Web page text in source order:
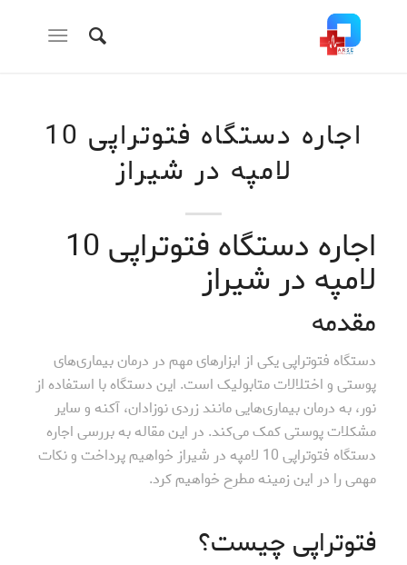
اجاره دستگاه فتوتراپی 10
لامپه در شیراز
اجاره دستگاه فتوتراپی 10
لامپه در شیراز
مقدمه
دستگاه فتوتراپی یکی از ابزارهای مهم در درمان بیماری‌های
پوستی و اختلالات متابولیک است. این دستگاه با استفاده از
نور، به درمان بیماری‌هایی مانند زردی نوزادان، آکنه و سایر
مشکلات پوستی کمک می‌کند. در این مقاله به بررسی اجاره
دستگاه فتوتراپی 10 لامپه در شیراز خواهیم پرداخت و نکات
مهمی را در این زمینه مطرح خواهیم کرد.
فتوتراپی چیست؟